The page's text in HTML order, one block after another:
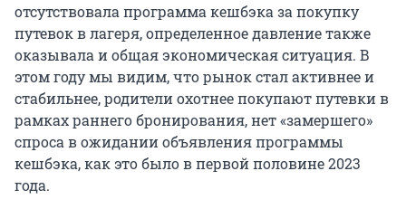
отсутствовала программа кешбэка за покупку
путевок в лагеря, определенное давление также
оказывала и общая экономическая ситуация. В
этом году мы видим, что рынок стал активнее и
стабильнее, родители охотнее покупают путевки в
рамках раннего бронирования, нет «замершего»
спроса в ожидании объявления программы
кешбэка, как это было в первой половине 2023
года.